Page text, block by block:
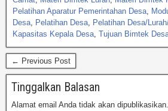
Pelatihan Aparatur Pemerintahan Desa,
Desa, Pelatihan Desa, Pelatihan Desa/
Kapasitas Kepala Desa, Tujuan Bimtek
← Previous Post
Tinggalkan Balasan
Alamat email Anda tidak akan dipublikasikan.